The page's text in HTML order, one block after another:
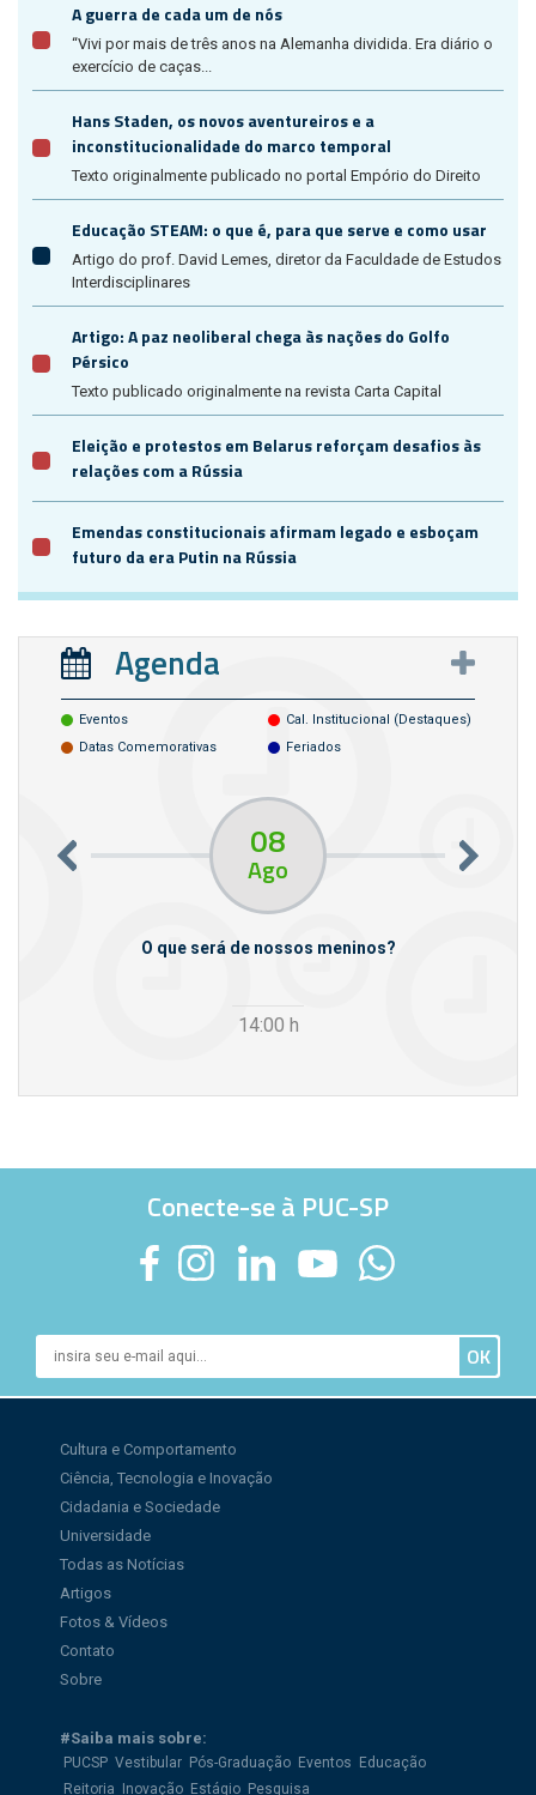
A guerra de cada um de nós
“Vivi por mais de três anos na Alemanha dividida. Era diário o
exercício de caças...
Hans Staden, os novos aventureiros e a
inconstitucionalidade do marco temporal
Texto originalmente publicado no portal Empório do Direito
Educação STEAM: o que é, para que serve e como usar
Artigo do prof. David Lemes, diretor da Faculdade de Estudos
Interdisciplinares
Artigo: A paz neoliberal chega às nações do Golfo
Pérsico
Texto publicado originalmente na revista Carta Capital
Eleição e protestos em Belarus reforçam desafios às
relações com a Rússia
Emendas constitucionais afirmam legado e esboçam
futuro da era Putin na Rússia
Agenda
Eventos
Cal. Institucional (destaques)
Datas Comemorativas
Feriados
08
Ago
O que será de nossos meninos?
14:00 h
Conecte-se à PUC-SP
Cultura e Comportamento
Ciência, Tecnologia e Inovação
Cidadania e Sociedade
Universidade
Todas as Notícias
Artigos
Fotos & Vídeos
Contato
Sobre
#Saiba mais sobre:
PUCSP Vestibular Pós-Graduação Eventos
Educação
Reitoria
Inovação Estágio Pesquisa